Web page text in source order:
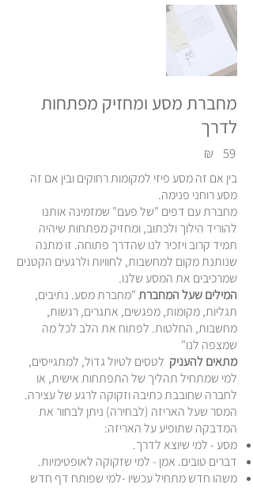
מחברת מסע ומחזיק מפתחות
לדרך
59
₪
בין אם זה מסע פיזי למקומות רחוקים ובין אם זה
מסע רוחני פנימה.
מחברת עם דפים "של פעם" שמזמינה אותנו
להוריד הילוך ולכתוב, ומחזיק מפתחות שיהיה
תמיד קרוב ויזכיר לנו שהדרך פתוחה. זו מתנה
שנותנת מקום למחשבות, לחוויות ולרגעים הקטנים
שמרכיבים את המסע שלנו.
המילים שעל המחברת"מחברת מסע. נתיבים,
תגליות, מקומות, מפגשים, אתגרים, רגשות,
מחשבות, החלטות. לפתוח את הלב לכל מה
שמצפה לנו"
מתאים להעניק לטסים לטיול גדול, למתגייסים,
למי שמתחיל תהליך של התפתחות אישית, או
לחברה שחובבת כתיבה וזקוקה לרגע של עצירה.
המסר שעל האריזה (לבחירה) ניתן לבחור את
המדבקה שתופיע על האריזה:
מסע - למי שיוצא לדרך.
דברים טובים. אמן - למי שזקוקה לאופטימיות.
משהו חדש מתחיל עכשיו -למי שפותח דף חדש